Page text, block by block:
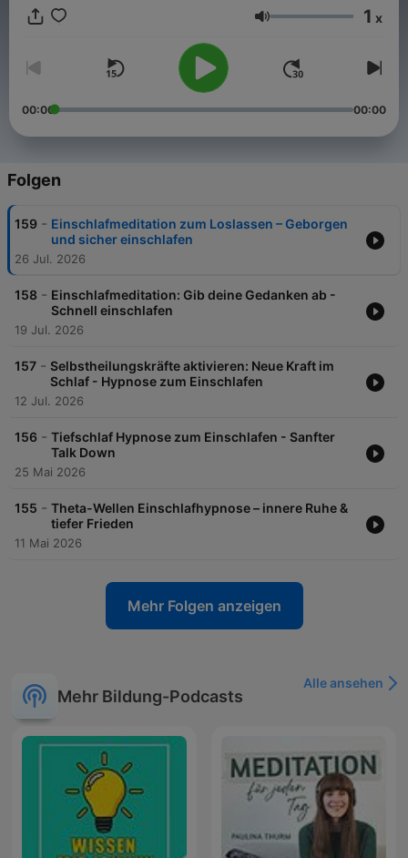
Lautstärke 1 x
00:00 00:00
Folgen
159 - Einschlafmeditation zum Loslassen – Geborgen
und sicher einschlafen
26 Jul. 2026
158 - Einschlafmeditation: Gib deine Gedanken ab -
Schnell einschlafen
19 Jul. 2026
157 - Selbstheilungskräfte aktivieren: Neue Kraft im
Schlaf - Hypnose zum Einschlafen
12 Jul. 2026
156 - Tiefschlaf Hypnose zum Einschlafen - Sanfter
Talk Down
25 Mai 2026
155 - Theta-Wellen Einschlafhypnose – innere Ruhe &
tiefer Frieden
11 Mai 2026
Mehr Folgen anzeigen
Mehr Bildung-Podcasts
Alle ansehen